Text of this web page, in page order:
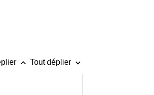
keyboard_arrow_up Tout déplier keyboard_arrow_down